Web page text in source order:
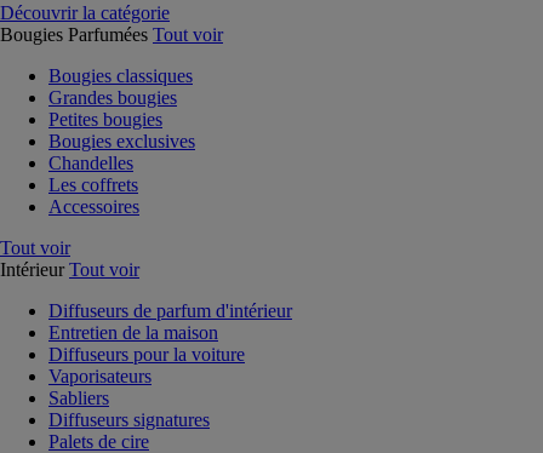
Découvrir la catégorie
Bougies Parfumées Tout voir
Bougies classiques
Grandes bougies
Petites bougies
Bougies exclusives
Chandelles
Les coffrets
Accessoires
Tout voir
Intérieur Tout voir
Diffuseurs de parfum d'intérieur
Entretien de la maison
Diffuseurs pour la voiture
Vaporisateurs
Sabliers
Diffuseurs signatures
Palets de cire